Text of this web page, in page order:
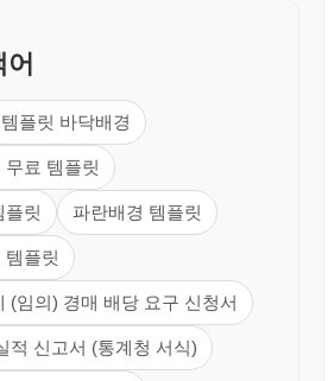
플릿 바닥배경
무료 템플릿
플릿 파란배경 템플릿
템플릿
(임의) 경매 배당 요구 신청서
적 신고서 (통계청 서식)